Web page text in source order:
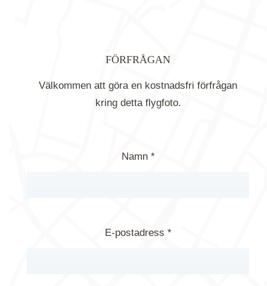
FÖRFRÅGAN
Välkommen att göra en kostnadsfri förfrågan
kring detta flygfoto.
Namn *
E-postadress *